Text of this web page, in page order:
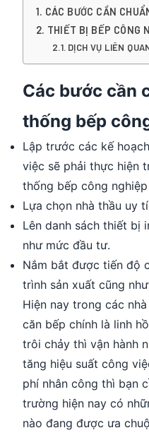
CÁC BƯỚC CẦN
THIẾT BỊ BẾP CÔNG
DỊCH VỤ LIÊN
Các bước cần
thống bếp
Lập trước các kế
việc sẽ phải thực hiện
thống bếp công nghiệp
Lựa chọn nhà thầu uy
Lên danh sách thiết bị
như mức đầu tư.
Nắm bắt được tiến độ
trình sản xuất cũng
Hiện nay trong các
căn bếp chính là linh
trôi chảy thì vận hành
tăng hiệu suất công
phí nhân công thì bạn
trường hiện nay có
nào đang được ưa